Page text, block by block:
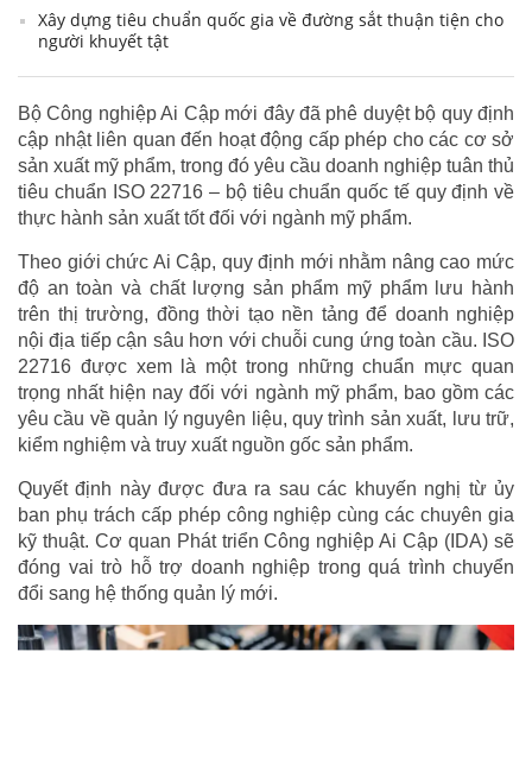
Xây dựng tiêu chuẩn quốc gia về đường sắt thuận tiện cho
người khuyết tật
Bộ Công nghiệp Ai Cập mới đây đã phê duyệt bộ quy định
cập nhật liên quan đến hoạt động cấp phép cho các cơ sở
sản xuất mỹ phẩm, trong đó yêu cầu doanh nghiệp tuân thủ
tiêu chuẩn ISO 22716 – bộ tiêu chuẩn quốc tế quy định về
thực hành sản xuất tốt đối với ngành mỹ phẩm.
Theo giới chức Ai Cập, quy định mới nhằm nâng cao mức
độ an toàn và chất lượng sản phẩm mỹ phẩm lưu hành
trên thị trường, đồng thời tạo nền tảng để doanh nghiệp
nội địa tiếp cận sâu hơn với chuỗi cung ứng toàn cầu. ISO
22716 được xem là một trong những chuẩn mực quan
trọng nhất hiện nay đối với ngành mỹ phẩm, bao gồm các
yêu cầu về quản lý nguyên liệu, quy trình sản xuất, lưu trữ,
kiểm nghiệm và truy xuất nguồn gốc sản phẩm.
Quyết định này được đưa ra sau các khuyến nghị từ ủy
ban phụ trách cấp phép công nghiệp cùng các chuyên gia
kỹ thuật. Cơ quan Phát triển Công nghiệp Ai Cập (IDA) sẽ
đóng vai trò hỗ trợ doanh nghiệp trong quá trình chuyển
đổi sang hệ thống quản lý mới.